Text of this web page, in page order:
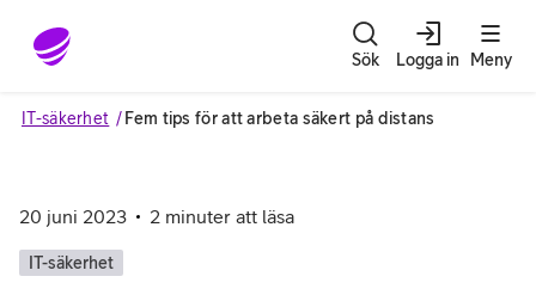
Gå till sidans innehåll
Sök Logga in Meny
IT-säkerhet Fem tips för att arbeta säkert på distans
20 juni 2023 2 minuter att läsa
IT-säkerhet